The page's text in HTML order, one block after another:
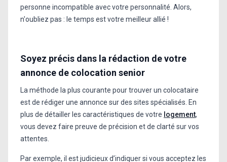
personne incompatible avec votre personnalité. Alors,
n'oubliez pas : le temps est votre meilleur allié !
Soyez précis dans la rédaction de votre
annonce de colocation senior
La méthode la plus courante pour trouver un colocataire
est de rédiger une annonce sur des sites spécialisés. En
plus de détailler les caractéristiques de votre logement,
vous devez faire preuve de précision et de clarté sur vos
attentes.
Par exemple, il est judicieux d’indiquer si vous acceptez les